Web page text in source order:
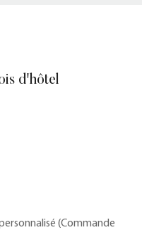
Français
d'hôtel
(Commande